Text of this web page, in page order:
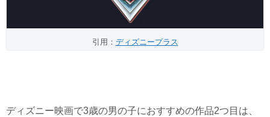
引用： ディズニープラス
ディズニー映画で3歳の男の子におすすめの作品2つ目は、